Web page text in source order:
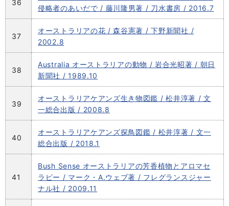
36
侵略者のあいだで / 藤川隆男著 / 刀水書房 / 2016.7
37
オーストラリアの花 / 森谷憲著 / 下野新聞社 /
2002.8
38
Australia オーストラリアの動物 / 岩合光昭著 / 朝日
新聞社 / 1989.10
39
オーストラリアケアンズ生き物図鑑 / 松井淳著 / 文
一総合出版 / 2008.8
40
オーストラリアケアンズ探鳥図鑑 / 松井淳著 / 文一
総合出版 / 2018.1
41
Bush Sense オーストラリアの芳香植物とアロマセ
ラピー / マーク・A.ウェブ著 / フレグランスジャー
ナル社 / 2009.11